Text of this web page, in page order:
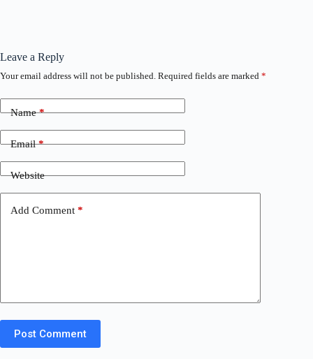
Leave a Reply
Your email address will not be published. Required fields are marked *
Name*
Email*
Website
Add Comment *
Post Comment